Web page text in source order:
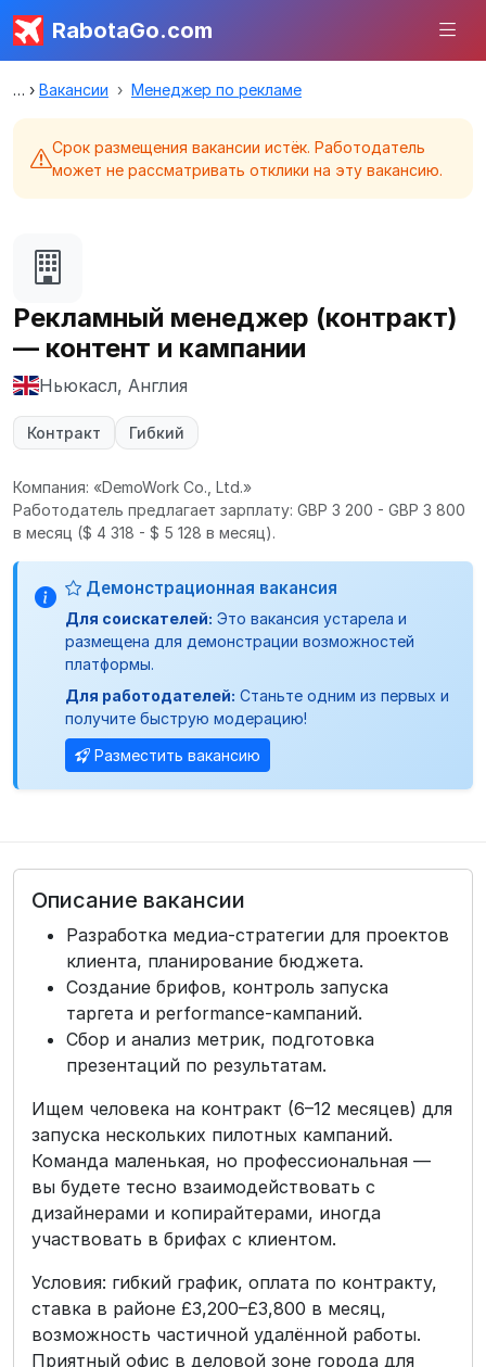
RabotaGo.com
Вакансии Менеджер по рекламе
Срок размещения вакансии истёк. Работодатель
может не рассматривать отклики на эту вакансию.
Рекламный менеджер (контракт)
— контент и кампании
Ньюкасл, Англия
Контракт Гибкий
Компания: «DemoWork Co., Ltd.»
Работодатель предлагает зарплату: GBP 3 200 - GBP 3 800
в месяц ($ 4 318 - $ 5 128 в месяц).
Демонстрационная вакансия
Для соискателей: Это вакансия устарела и
размещена для демонстрации возможностей
платформы.
Для работодателей: Станьте одним из первых и
получите быструю модерацию!
Разместить вакансию
Описание вакансии
Разработка медиа-стратегии для проектов
клиента, планирование бюджета.
Создание брифов, контроль запуска
таргета и performance-кампаний.
Сбор и анализ метрик, подготовка
презентаций по результатам.
Ищем человека на контракт (6–12 месяцев) для
запуска нескольких пилотных кампаний.
Команда маленькая, но профессиональная —
вы будете тесно взаимодействовать с
дизайнерами и копирайтерами, иногда
участвовать в брифах с клиентом.
Условия: гибкий график, оплата по контракту,
ставка в районе £3,200–£3,800 в месяц,
возможность частичной удалённой работы.
Приятный офис в деловой зоне города для